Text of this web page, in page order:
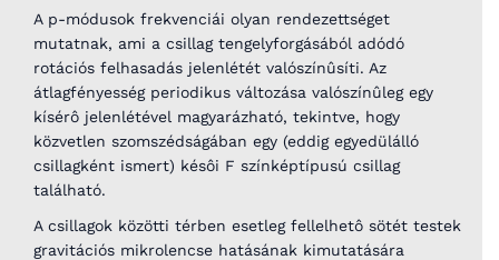
A p-módusok frekvenciái olyan rendezettséget
mutatnak, ami a csillag tengelyforgásából adódó
rotációs felhasadás jelenlétét valószínûsíti. Az
átlagfényesség periodikus változása valószínûleg egy
kísérô jelenlétével magyarázható, tekintve, hogy
közvetlen szomszédságában egy (eddig egyedülálló
csillagként ismert) késôi F színképtípusú csillag
található.
A csillagok közötti térben esetleg fellelhetô sötét testek
gravitációs mikrolencse hatásának kimutatására